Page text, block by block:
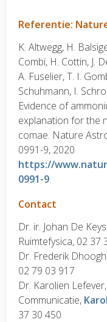
Referentie:
K. Altwegg, H.
Combi, H. Cottin, J.
A. Fuselier, T. I.
Schuhmann, I.
Evidence of
explanation for the
comae. Nature
0991-9, 2020
https://
0991-9.
Contact
Dr. ir. Johan De
Ruimtefysica, 02 37
Dr. Frederik
02 79 03 917
Dr. Karolien
Communicatie,
37 30 450